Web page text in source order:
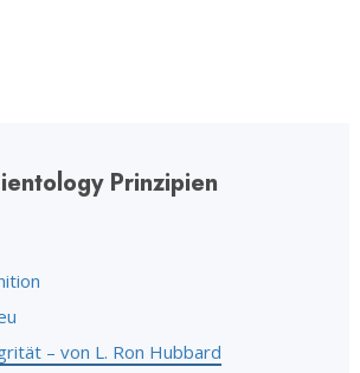
Prinzipien
– von L. Ron Hubbard